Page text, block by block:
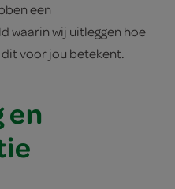
een
waarin wij uitleggen hoe
voor jou betekent.
en